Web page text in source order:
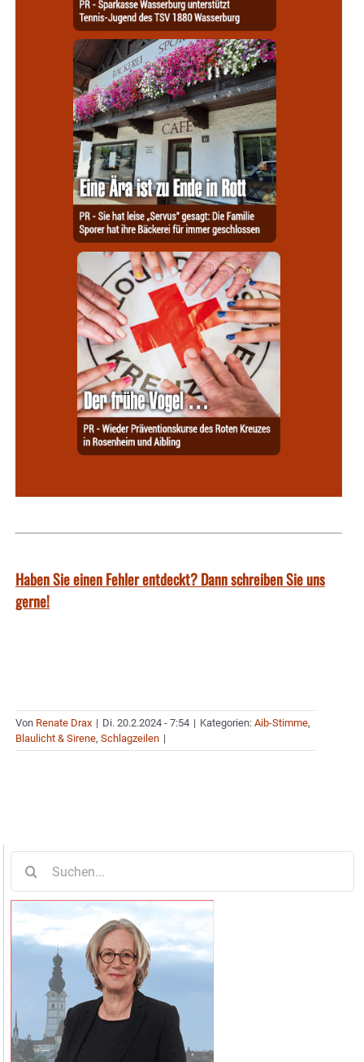
Haben Sie einen Fehler entdeckt? Dann schreiben Sie uns
gerne!
Von Renate Drax | Di. 20.2.2024 - 7:54 | Kategorien: Aib-Stimme,
Blaulicht & Sirene, Schlagzeilen |
nach: